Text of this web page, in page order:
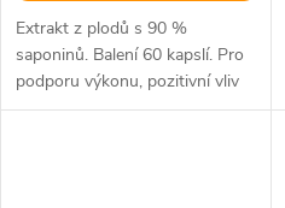
Extrakt z plodů s 90 %
saponinů. Balení 60 kapslí. Pro
podporu výkonu, pozitivní vliv
na hormonální aktivitu.